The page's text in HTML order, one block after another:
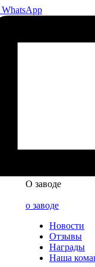
WhatsApp
О заводе
о заводе
Новости
Отзывы
Награды
Наша